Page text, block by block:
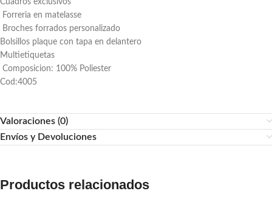
Cuadros exclusivos
Forreria en matelasse
Broches forrados personalizado
Bolsillos plaque con tapa en delantero
Multietiquetas
Composicion: 100% Poliester
Cod:4005
Valoraciones (0)
Envíos y Devoluciones
Productos relacionados